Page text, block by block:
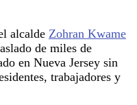
alcalde Zohran Kwame
de miles de
en Nueva Jersey sin
trabajadores y